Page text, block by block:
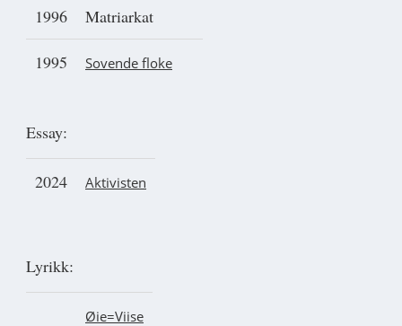
1996 Matriarkat
1995 Sovende floke
Essay:
2024 Aktivisten
Lyrikk:
Øie=Viise